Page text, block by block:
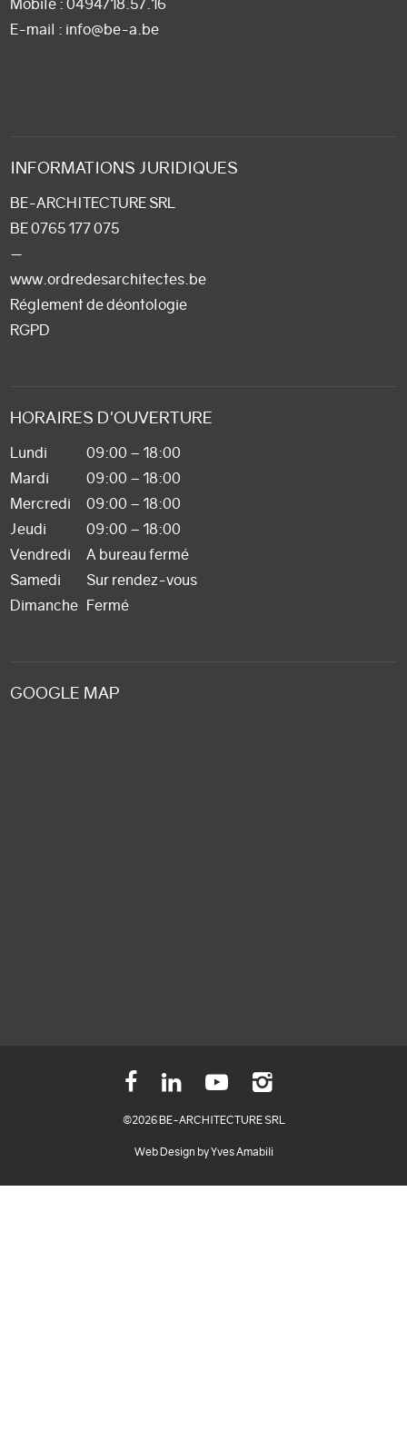
Mobile : 0494/18.57.16
E-mail : info@be-a.be
INFORMATIONS JURIDIQUES
BE-ARCHITECTURE SRL
BE 0765 177 075
—
www.ordredesarchitectes.be
Réglement de déontologie
RGPD
HORAIRES D'OUVERTURE
Lundi
09:00 – 18:00
Mardi
09:00 – 18:00
Mercredi
09:00 – 18:00
Jeudi
09:00 – 18:00
Vendredi
A bureau fermé
Samedi
Sur rendez-vous
Dimanche Fermé
GOOGLE MAP
©2026 BE-ARCHITECTURE SRL
Web Design by Yves Amabili